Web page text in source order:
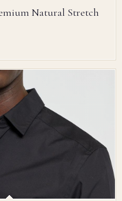
Natural Stretch